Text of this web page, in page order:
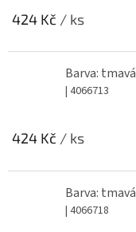
424 Kč / ks
Barva:
| 4066713
424 Kč / ks
Barva:
| 4066718